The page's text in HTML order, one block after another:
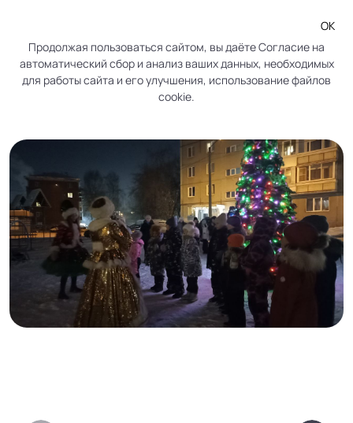
Праздник во дворе ул. Кольцевая,
18а, 24а, ул. Копылова, 78
ОК
Продолжая пользоваться сайтом, вы даётеСогласие на
автоматический сбор и анализ ваших данных, необходимых
для работы сайта и его улучшения, использование файлов
cookie.